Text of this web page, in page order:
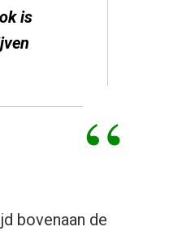
is
bovenaan de